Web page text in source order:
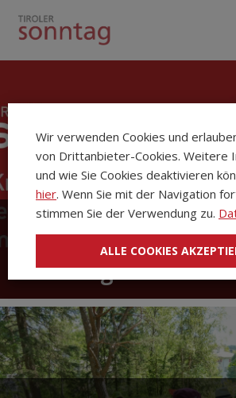
Die Kirchenzeitung
Sonntag
Wir verwenden Cookies und
von Drittanbieter-Cookies. Weitere
und wie Sie Cookies deaktivieren
hier. Wenn Sie mit der Navigation
stimmen Sie der Verwendung zu.
ALLE COOKIES